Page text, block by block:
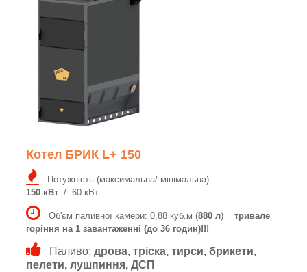
Котел БРИК L+ 150
Потужність (максимальна/ мінімальна):
150 кВт / 60 кВт
Об'єм паливної камери: 0,88 куб.м (880 л) = тривале
горіння на 1 завантаженні (до 36 годин)!!!
Паливо: дрова, тріска, тирси, брикети,
пелети, лушпиння, ДСП